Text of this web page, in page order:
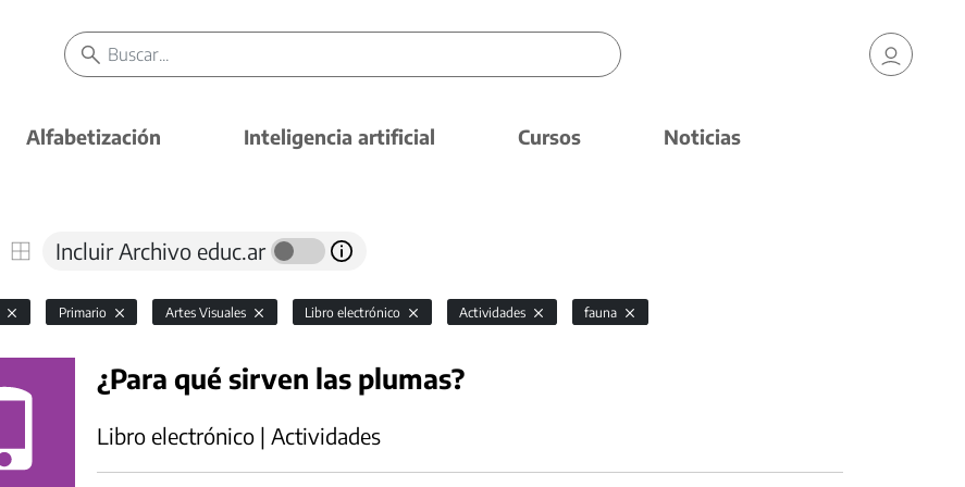
Alfabetización Inteligencia artificial Cursos Noticias
Incluir Archivo educ.ar
Primario Artes Visuales Libro electrónico Actividades fauna
¿Para qué sirven las plumas?
Libro electrónico | Actividades